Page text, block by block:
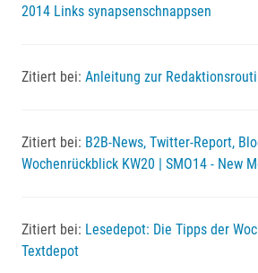
2014 Links synapsenschnappsen
Zitiert bei: Anleitung zur
Zitiert bei: B2B-News, Twitter-Report,
Wochenrückblick KW20 | SMO14 - New
Zitiert bei: Lesedepot: Die Tipps der
Textdepot